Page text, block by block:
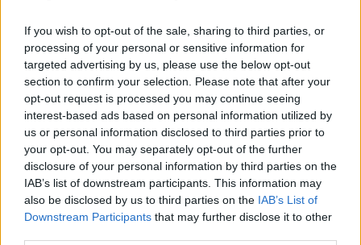
If you wish to opt-out of the sale, sharing to third parties, or
processing of your personal or sensitive information for
targeted advertising by us, please use the below opt-out
section to confirm your selection. Please note that after your
opt-out request is processed you may continue seeing
interest-based ads based on personal information utilized by
us or personal information disclosed to third parties prior to
your opt-out. You may separately opt-out of the further
disclosure of your personal information by third parties on the
IAB’s list of downstream participants. This information may
also be disclosed by us to third parties on the IAB’s List of
Downstream Participants that may further disclose it to other
A Trónok harca és a történelem